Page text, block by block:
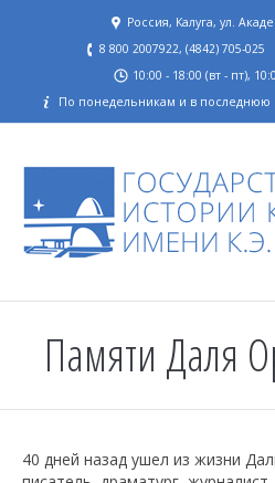
Россия, Калуга, ул.
8 800 2007922, (4842) 705-025
10:00 - 18:00 (вт - пт),
По понедельникам и в последнюю
Памяти Даля
40 дней назад ушел из жизни